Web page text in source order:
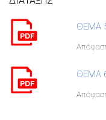
ΘΕΜΑ
ΘΕΜΑ